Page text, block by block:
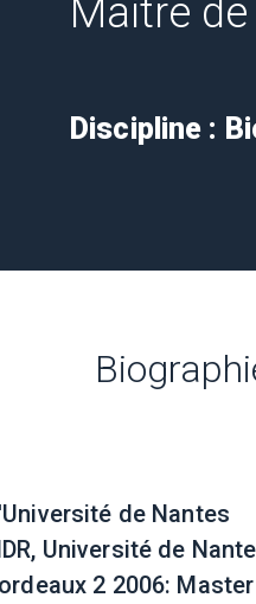
Maitre
Discipline :
de Nantes
Université de
2 2006: Master